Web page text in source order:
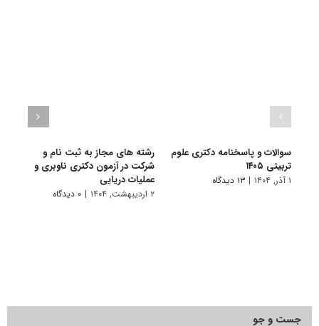
سوالات و پاسخنامه دکتری علوم
تربیتی ۱۴۰۵
۱ آذر, ۱۴۰۴ | ۱۳ دیدگاه
رشته های مجاز به ثبت نام و
شرکت در آزمون دکتری ناوبری و
عملیات دریایی
۲ اردیبهشت, ۱۴۰۴ | ۰ دیدگاه
جست و جو